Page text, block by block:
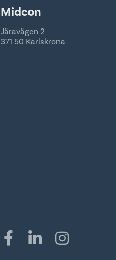
Midcon
Järavägen 2
371 50 Karlskrona